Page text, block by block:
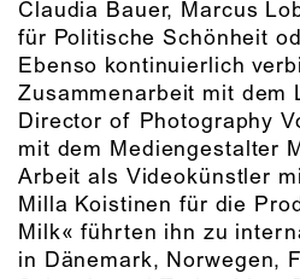
Claudia Bauer, Marcus
für Politische Schönheit
Ebenso kontinuierlich
Zusammenarbeit mit dem
Director of Photography
mit dem Mediengestalter
Arbeit als Videokünstler
Milla Koistinen für die
Milk« führten ihn zu
in Dänemark, Norwegen,